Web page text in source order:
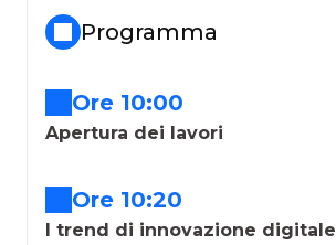
Programma
Ore 10:00
Apertura dei lavori
Ore 10:20
I trend di innovazione digitale